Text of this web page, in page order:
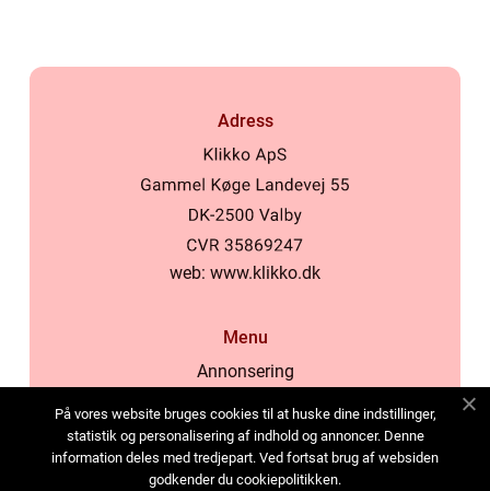
Adress
web: www.klikko.dk
Menu
Annonsering
Cookies
Kontakta oss
På vores website bruges cookies til at huske dine indstillinger,
statistik og personalisering af indhold og annoncer. Denne
information deles med tredjepart. Ved fortsat brug af websiden
godkender du cookiepolitikken.